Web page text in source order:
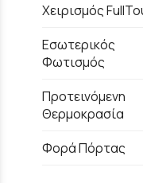
Χειρισμός
Εσωτερικός
Φωτισμός
Προτεινόμενη
Θερμοκρασία
Φορά Πόρτας